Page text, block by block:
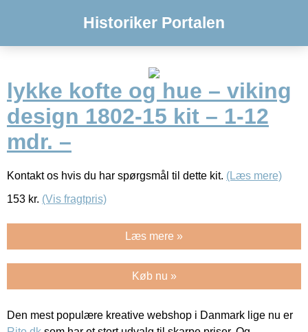
Historiker Portalen
lykke kofte og hue – viking
design 1802-15 kit – 1-12
mdr. –
Kontakt os hvis du har spørgsmål til dette kit. (Læs mere)
153 kr. (Vis fragtpris)
Læs mere »
Køb nu »
Den mest populære kreative webshop i Danmark lige nu er